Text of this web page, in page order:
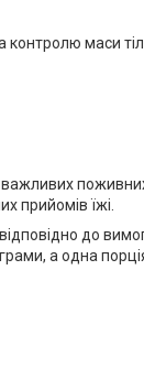
контролю маси
важливих
прийомів їжі.
до
а одна